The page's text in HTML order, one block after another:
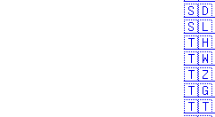
🇸🇩
🇸🇱
🇹🇭
🇹🇼
🇹🇿
🇹🇬
🇹🇹